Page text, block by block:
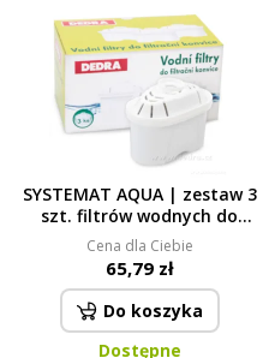
SYSTEMAT AQUA | zestaw 3
szt. filtrów wodnych do
dzbanka filtrującego | z
aktywnym węglem dla
czystej i smacznej wody
Cena dla Ciebie
65,79 zł
Do koszyka
Dostępne